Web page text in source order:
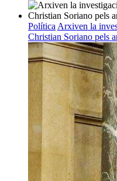
Política Arxiven la
Christian Soriano pels